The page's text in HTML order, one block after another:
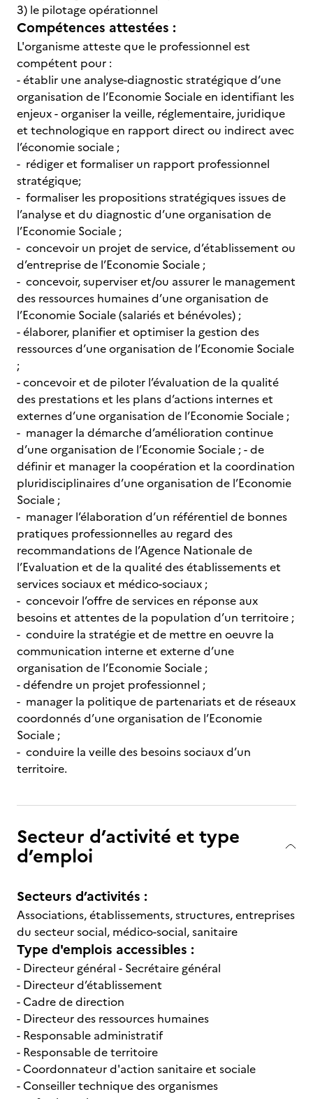
3) le pilotage opérationnel
Compétences attestées :
L'organisme atteste que le professionnel est
compétent pour :
- établir une analyse-diagnostic stratégique d’une
organisation de l’Economie Sociale en identifiant les
enjeux - organiser la veille, réglementaire, juridique
et technologique en rapport direct ou indirect avec
l’économie sociale ;
- rédiger et formaliser un rapport professionnel
stratégique;
- formaliser les propositions stratégiques issues de
l’analyse et du diagnostic d’une organisation de
l’Economie Sociale ;
- concevoir un projet de service, d’établissement ou
d’entreprise de l’Economie Sociale ;
- concevoir, superviser et/ou assurer le management
des ressources humaines d’une organisation de
l’Economie Sociale (salariés et bénévoles) ;
- élaborer, planifier et optimiser la gestion des
ressources d’une organisation de l’Economie Sociale
;
- concevoir et de piloter l’évaluation de la qualité
des prestations et les plans d’actions internes et
externes d’une organisation de l’Economie Sociale ;
- manager la démarche d’amélioration continue
d’une organisation de l’Economie Sociale ; - de
définir et manager la coopération et la coordination
pluridisciplinaires d’une organisation de l’Economie
Sociale ;
- manager l’élaboration d’un référentiel de bonnes
pratiques professionnelles au regard des
recommandations de l’Agence Nationale de
l’Evaluation et de la qualité des établissements et
services sociaux et médico-sociaux ;
- concevoir l’offre de services en réponse aux
besoins et attentes de la population d’un territoire ;
- conduire la stratégie et de mettre en oeuvre la
communication interne et externe d’une
organisation de l’Economie Sociale ;
- défendre un projet professionnel ;
- manager la politique de partenariats et de réseaux
coordonnés d’une organisation de l’Economie
Sociale ;
- conduire la veille des besoins sociaux d’un
territoire.
Secteur d’activité et type
d’emploi
Secteurs d’activités :
Associations, établissements, structures, entreprises
du secteur social, médico-social, sanitaire
Type d'emplois accessibles :
- Directeur général - Secrétaire général
- Directeur d’établissement
- Cadre de direction
- Directeur des ressources humaines
- Responsable administratif
- Responsable de territoire
- Coordonnateur d'action sanitaire et sociale
- Conseiller technique des organismes